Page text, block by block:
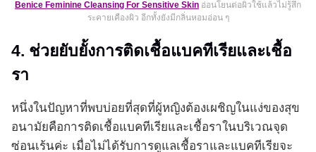
Benice Feminine Cleansing For Sensitive Skin อ่อนโยนต่อผิวใช้แล้วไม่รู้สึก
ระคายเคืองผิว อีกทั้งยังมีกลิ่นหอมอ่อน ๆ
4. ช่วยยับยั้งการติดเชื้อแบคทีเรียและเชื้อ
รา
หนึ่งในปัญหาที่พบบ่อยที่สุดที่ผู้หญิงต้องเผชิญในแง่ของสุข
อนามัยคือการติดเชื้อแบคทีเรียและเชื้อราในบริเวณจุด
ซ่อนเร้นค่ะ เมื่อไม่ได้รับการดูแลเชื้อราและแบคทีเรียจะ